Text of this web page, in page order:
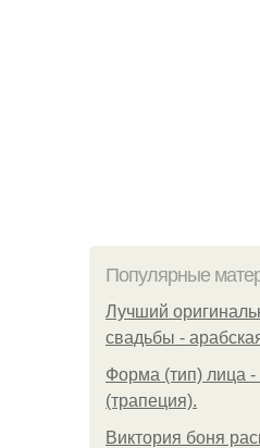
Популярные
Лучший
свадьбы -
Форма (тип) лица -
(трапеция).
Виктория боня